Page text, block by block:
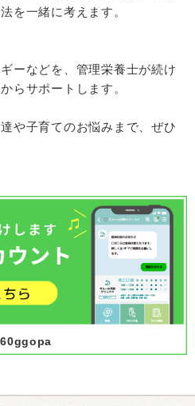
を一緒に考えます。
ーなどを、管理栄養士が続け
らサポートします。
や子育てのお悩みまで、ぜひ